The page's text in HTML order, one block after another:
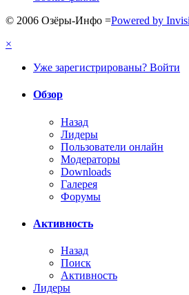
© 2006 Озёры-Инфо =Powered by
×
Уже зарегистрированы? Войти
Обзор
Назад
Лидеры
Пользователи онлайн
Модераторы
Downloads
Галерея
Форумы
Активность
Назад
Поиск
Активность
Лидеры